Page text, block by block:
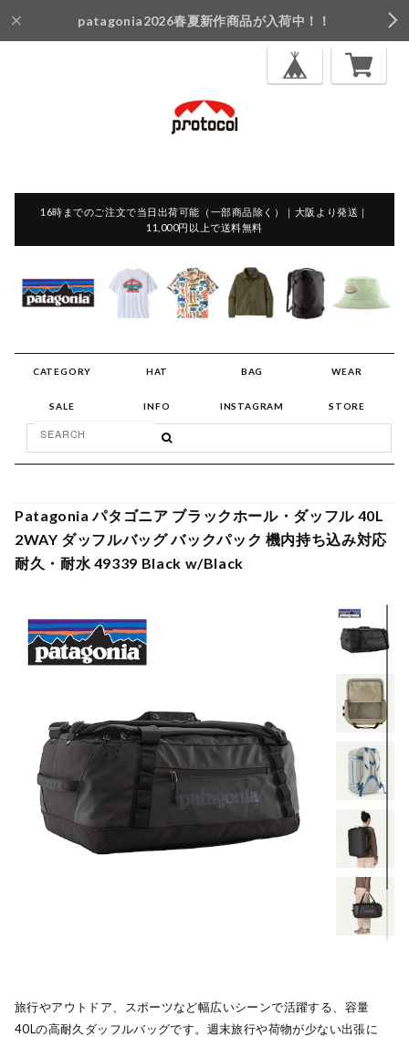
patagonia2026春夏新作商品が入荷中！！
16時までのご注文で当日出荷可能（一部商品除く）｜大阪より発送｜
11,000円以上で送料無料
CATEGORY HAT BAG WEAR
SALE INFO INSTAGRAM STORE
Patagonia パタゴニア ブラックホール・ダッフル 40L
2WAY ダッフルバッグ バックパック 機内持ち込み対応
耐久・耐水 49339 Black w/Black
旅行やアウトドア、スポーツなど幅広いシーンで活躍する、容量
40Lの高耐久ダッフルバッグです。週末旅行や荷物が少ない出張に